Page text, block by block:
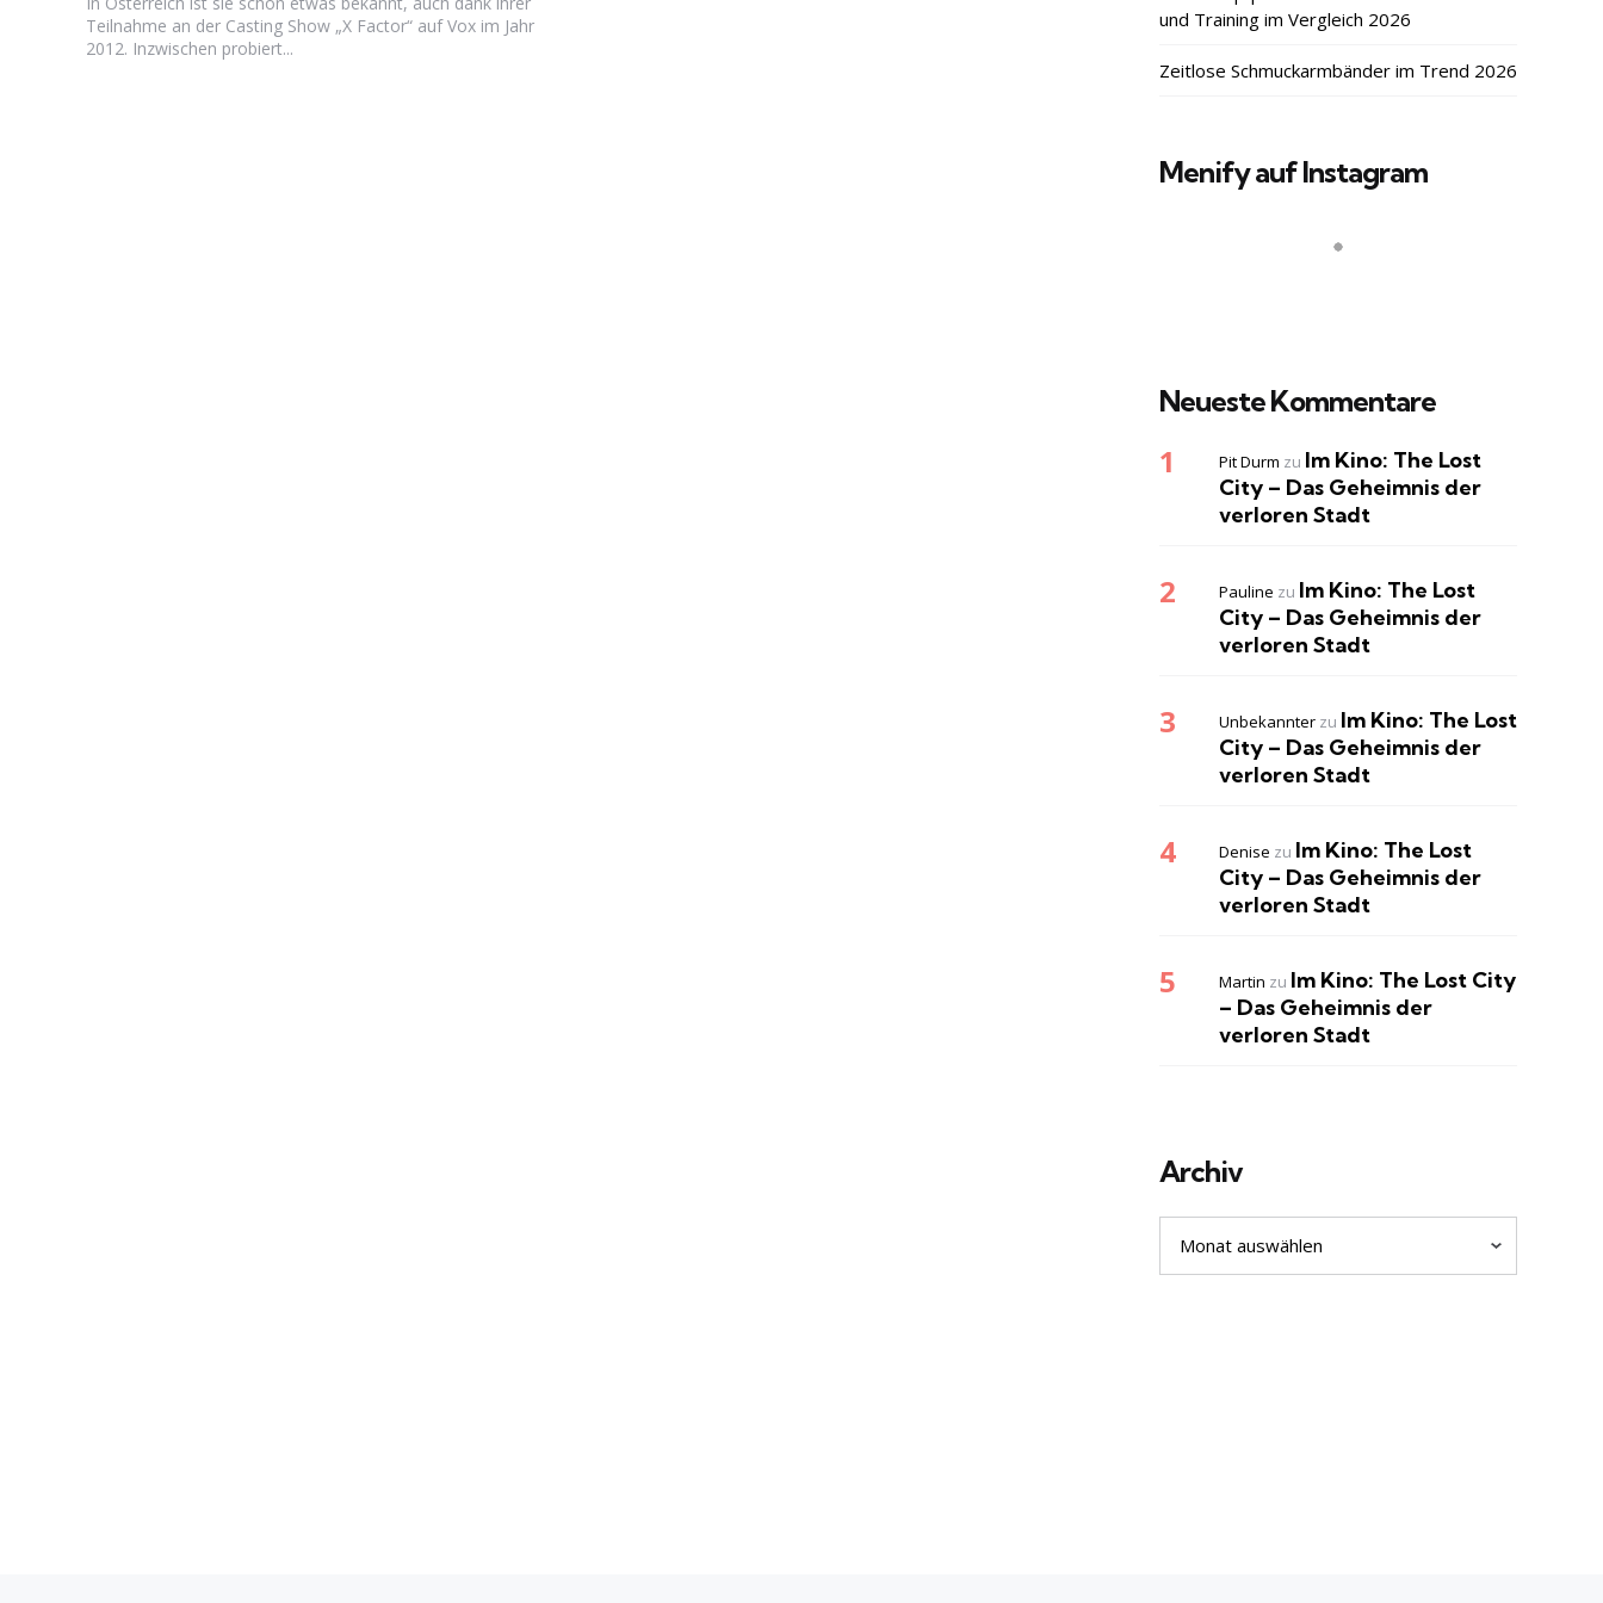
Teilnahme an der Casting Show „X Factor“ auf Vox im Jahr
2012. Inzwischen probiert...
und Training im Vergleich 2026
Zeitlose Schmuckarmbänder im Trend 2026
Menify auf Instagram
Neueste Kommentare
Pit Durm zu Im Kino: The Lost
City – Das Geheimnis der
verloren Stadt
Pauline zu Im Kino: The Lost
City – Das Geheimnis der
verloren Stadt
Unbekannter zu Im Kino: The Lost
City – Das Geheimnis der
verloren Stadt
Denise zu Im Kino: The Lost
City – Das Geheimnis der
verloren Stadt
Martin zu Im Kino: The Lost City
– Das Geheimnis der
verloren Stadt
Archiv